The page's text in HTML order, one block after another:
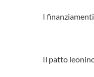
I
Il patto